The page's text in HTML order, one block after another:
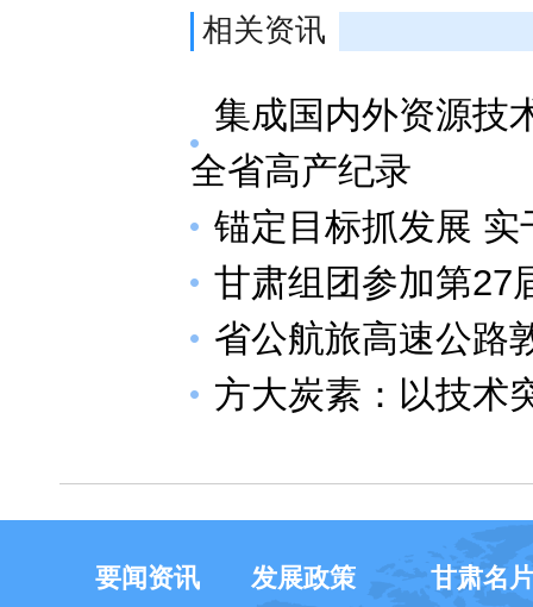
相关资讯
集成国内外资源技
全省高产纪录
锚定目标抓发展
甘肃组团参加第27
省公航旅高速公路
方大炭素：以技术
要闻资讯 发展政策 甘肃名